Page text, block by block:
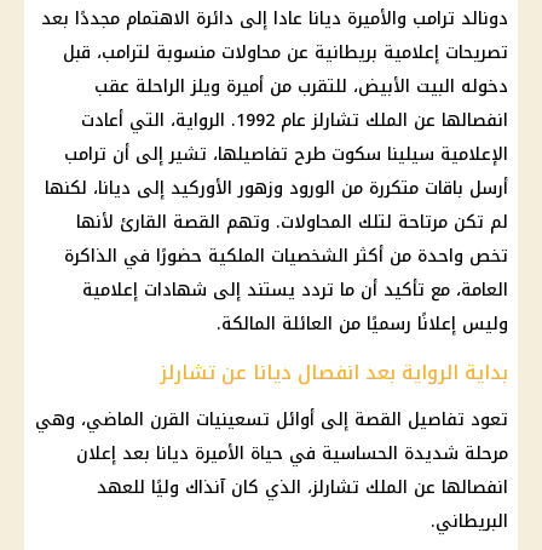
دونالد ترامب والأميرة ديانا عادا إلى دائرة الاهتمام مجددًا بعد
تصريحات إعلامية بريطانية عن محاولات منسوبة لترامب، قبل
دخوله البيت الأبيض، للتقرب من أميرة ويلز الراحلة عقب
انفصالها عن الملك تشارلز عام 1992. الرواية، التي أعادت
الإعلامية سيلينا سكوت طرح تفاصيلها، تشير إلى أن ترامب
أرسل باقات متكررة من الورود وزهور الأوركيد إلى ديانا، لكنها
لم تكن مرتاحة لتلك المحاولات. وتهم القصة القارئ لأنها
تخص واحدة من أكثر الشخصيات الملكية حضورًا في الذاكرة
العامة، مع تأكيد أن ما تردد يستند إلى شهادات إعلامية
وليس إعلانًا رسميًا من العائلة المالكة.
بداية الرواية بعد انفصال ديانا عن تشارلز
تعود تفاصيل القصة إلى أوائل تسعينيات القرن الماضي، وهي
مرحلة شديدة الحساسية في حياة الأميرة ديانا بعد إعلان
انفصالها عن الملك تشارلز، الذي كان آنذاك وليًا للعهد
البريطاني.